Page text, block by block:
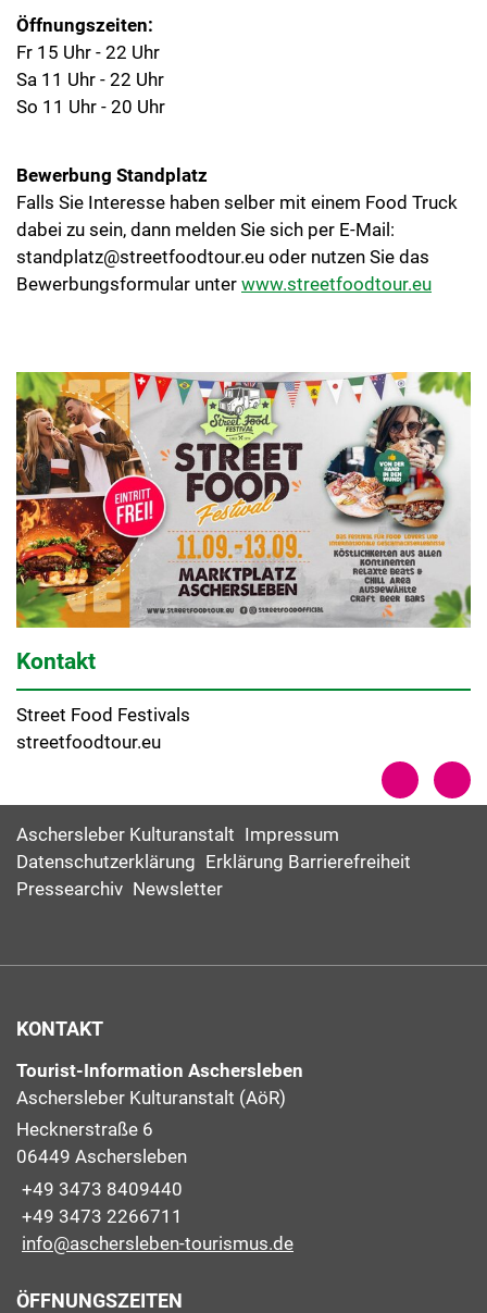
Öffnungszeiten:
Fr 15 Uhr - 22 Uhr
Sa 11 Uhr - 22 Uhr
So 11 Uhr - 20 Uhr
Bewerbung Standplatz
Falls Sie Interesse haben selber mit einem Food Truck
dabei zu sein, dann melden Sie sich per E-Mail:
standplatz@streetfoodtour.eu oder nutzen Sie das
Bewerbungsformular unter www.streetfoodtour.eu
Kontakt
Street Food Festivals
streetfoodtour.eu
Aschersleber Kulturanstalt Impressum
Datenschutzerklärung Erklärung Barrierefreiheit
Pressearchiv Newsletter
KONTAKT
Tourist-Information Aschersleben
Aschersleber Kulturanstalt (AöR)
Hecknerstraße 6
06449 Aschersleben
+49 3473 8409440
+49 3473 2266711
info@aschersleben-tourismus.de
ÖFFNUNGSZEITEN